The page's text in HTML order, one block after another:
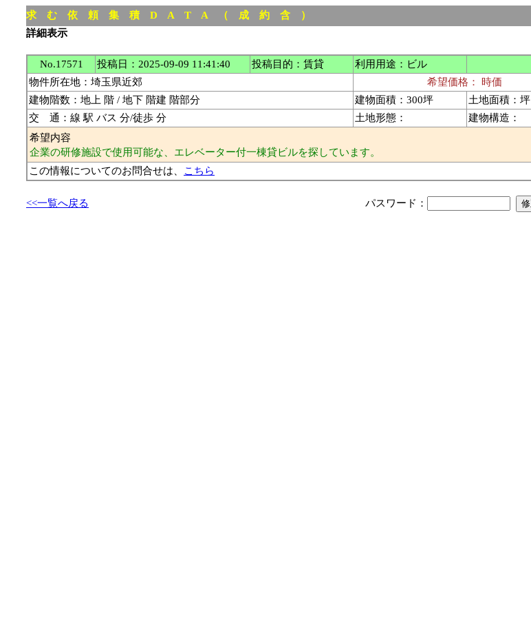
求 む 依 頼 集 積 D A T A （ 成 約 含 ）
詳細表示
No.17571 投稿日：2025-09-09 11:41:40 投稿目的：賃貸
利用用途：ビル
物件所在地：埼玉県近郊
希望価格： 時価
建物階数：地上 階 / 地下 階建 階部分
建物面積：300坪
土地面積：坪
交 通：線 駅 バス 分/徒歩 分
土地形態：
建物構造：
希望内容
企業の研修施設で使用可能な、エレベーター付一棟貸ビルを探しています。
この情報についてのお問合せは、
こちら
<<一覧へ戻る パスワード：